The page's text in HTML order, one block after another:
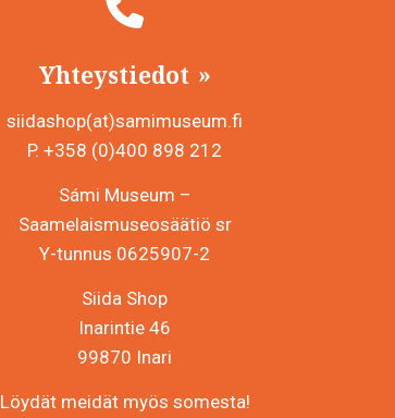
Yhteystiedot
siidashop(at)samimuseum.fi
P. +358 (0)400 898 212
Sámi Museum –
Saamelaismuseosäätiö sr
Y-tunnus 0625907-2
Siida Shop
Inarintie 46
99870 Inari
Löydät meidät myös somesta!